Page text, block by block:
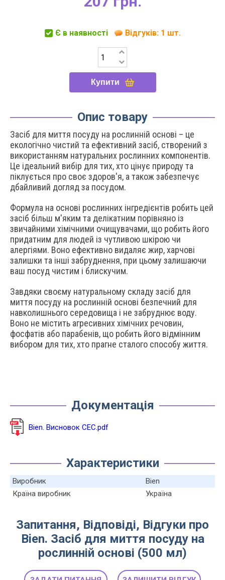
Є в наявності Відгуків: 1 шт.
Купити
Опис товару
Засіб для миття посуду на рослинній основі – це
екологічно чистий та ефективний засіб, створений з
використанням натуральних рослинних компонентів.
Це ідеальний вибір для тих, хто цінує природу та
піклується про своє здоров'я, а також забезпечує
дбайливий догляд за посудом.
Формула на основі рослинних інгредієнтів робить цей
засіб більш м'яким та делікатним порівняно із
звичайними хімічними очищувачами, що робить його
придатним для людей із чутливою шкірою чи
алергіями. Воно ефективно видаляє жир, харчові
залишки та інші забруднення, при цьому залишаючи
ваш посуд чистим і блискучим.
Завдяки своєму натуральному складу засіб для
миття посуду на рослинній основі безпечний для
навколишнього середовища і не забруднює воду.
Воно не містить агресивних хімічних речовин,
фосфатів або парабенів, що робить його відмінним
вибором для тих, хто прагне сталого способу життя.
Документація
Bien. Висновок СЕС.pdf
Характеристики
Виробник
Bien
Країна виробник
Україна
Запитання, Відповіді, Відгуки про
Bien. Засіб для миття посуду на
рослинній основі (500 мл)